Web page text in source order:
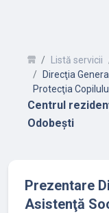
Listă servicii
Direcţia
Protecţia
Centrul
Odobești
Prezentare
Asistenţă